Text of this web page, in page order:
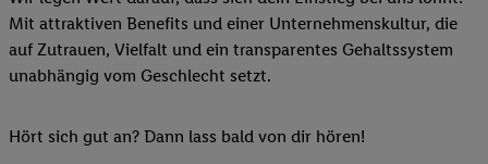
Mit attraktiven Benefits und einer Unternehmenskultur, die
auf Zutrauen, Vielfalt und ein transparentes Gehaltssystem
unabhängig vom Geschlecht setzt.
Hört sich gut an? Dann lass bald von dir hören!